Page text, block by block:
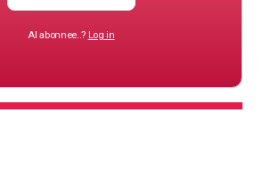
Al abonnee..? Log in